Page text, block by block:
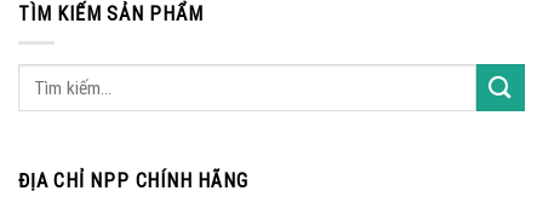
TÌM KIẾM SẢN PHẨM
ĐỊA CHỈ NPP CHÍNH HÃNG